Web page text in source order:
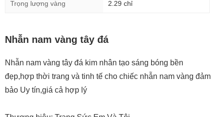
Trọng lượng vàng 2.29 chỉ
Nhẫn nam vàng tây đá
Nhẫn nam vàng tây đá kim nhân tạo sáng bóng bền
đẹp,hợp thời trang và tinh tế cho chiếc nhẫn nam vàng đảm
bảo Uy tín,giá cả hợp lý